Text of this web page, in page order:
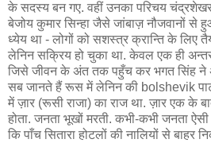
के सदस्य बन गए. वहीं उनका परिचय
बेजोय कुमार सिन्हा जैसे जांबाज़ नौजवानों से
ध्येय था - लोगों को सशस्त्र क्रान्ति के लिए
लेनिन सक्रिय हो चुका था. केवल एक ही
जिसे जीवन के अंत तक पहुँच कर भगत सिंह ने
सब जानते हैं रूस में लेनिन की bolshevik
में ज़ार (रूसी राजा) का राज था. ज़ार एक के
होता. जनता भूखों मरती. कभी-कभी जनता
कि पाँच सितारा होटलों की नालियों से बाहर